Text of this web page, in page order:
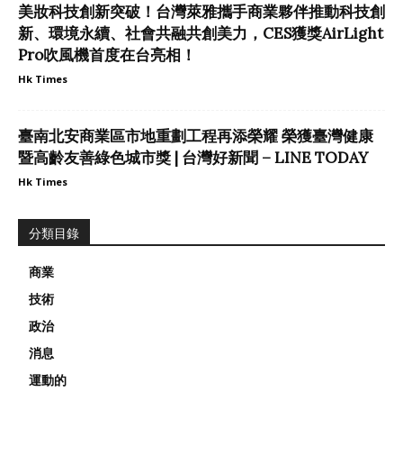
美妝科技創新突破！台灣萊雅攜手商業夥伴推動科技創
新、環境永續、社會共融共創美力，CES獲獎AirLight
Pro吹風機首度在台亮相！
Hk Times
臺南北安商業區市地重劃工程再添榮耀 榮獲臺灣健康
暨高齡友善綠色城市獎 | 台灣好新聞 – LINE TODAY
Hk Times
分類目錄
商業
技術
政治
消息
運動的